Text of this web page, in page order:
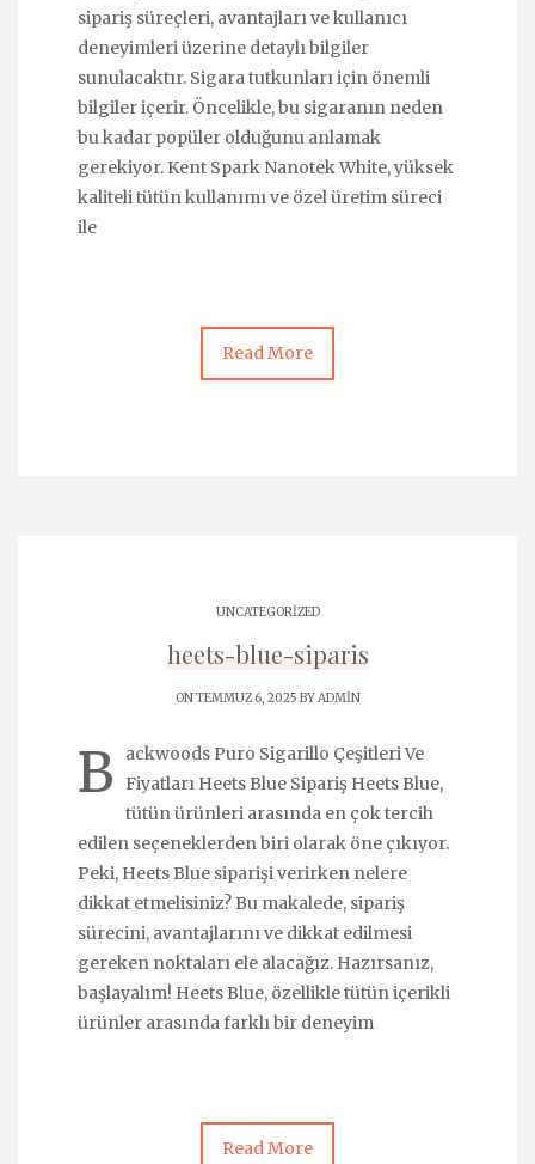
sipariş süreçleri, avantajları ve kullanıcı
deneyimleri üzerine detaylı bilgiler
sunulacaktır. Sigara tutkunları için önemli
bilgiler içerir. Öncelikle, bu sigaranın neden
bu kadar popüler olduğunu anlamak
gerekiyor. Kent Spark Nanotek White, yüksek
kaliteli tütün kullanımı ve özel üretim süreci
ile
Read More
UNCATEGORIZED
heets-blue-siparis
ON TEMMUZ 6, 2025 BYADMIN
B
ackwoods Puro Sigarillo Çeşitleri Ve
Fiyatları Heets Blue Sipariş Heets Blue,
tütün ürünleri arasında en çok tercih
edilen seçeneklerden biri olarak öne çıkıyor.
Peki, Heets Blue siparişi verirken nelere
dikkat etmelisiniz? Bu makalede, sipariş
sürecini, avantajlarını ve dikkat edilmesi
gereken noktaları ele alacağız. Hazırsanız,
başlayalım! Heets Blue, özellikle tütün içerikli
ürünler arasında farklı bir deneyim
Read More